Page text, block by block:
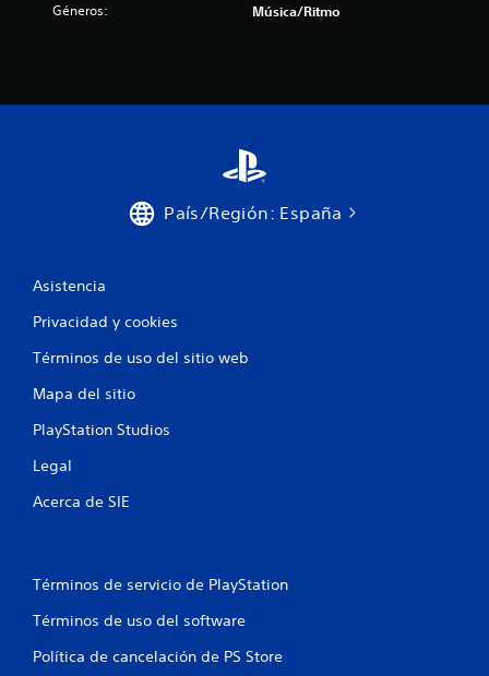
Géneros: Música/Ritmo
País/Región: España
Asistencia
Privacidad y cookies
Términos de uso del sitio web
Mapa del sitio
PlayStation Studios
Legal
Acerca de SIE
Términos de servicio de PlayStation
Términos de uso del software
Política de cancelación de PS Store